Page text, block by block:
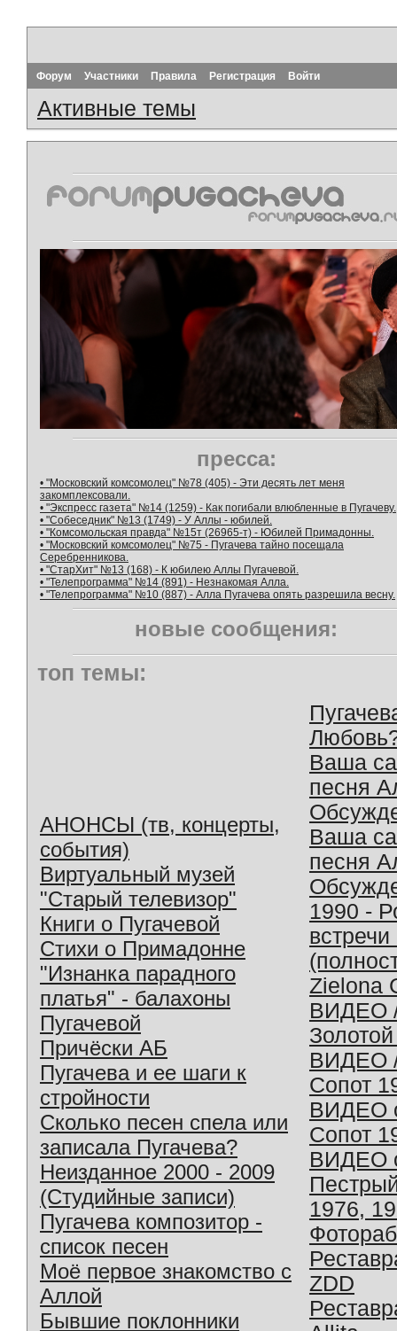
Форум Участники Правила Регистрация Войти
Активные темы
пресса:
• "Московский комсомолец" №78 (405) - Эти десять лет меня
закомплексовали.
• "Экспресс газета" №14 (1259) - Как погибали влюбленные в Пугачеву.
• "Собеседник" №13 (1749) - У Аллы - юбилей.
• "Комсомольская правда" №15т (26965-т) - Юбилей Примадонны.
• "Московский комсомолец" №75 - Пугачева тайно посещала
Серебренникова.
• "СтарХит" №13 (168) - К юбилею Аллы Пугачевой.
• "Телепрограмма" №14 (891) - Незнакомая Алла.
• "Телепрограмма" №10 (887) - Алла Пугачева опять разрешила весну.
новые сообщения:
топ темы:
АНОНСЫ (тв, концерты,
события)
Виртуальный музей
"Старый телевизор"
Книги о Пугачевой
Стихи о Примадонне
"Изнанка парадного
платья" - балахоны
Пугачевой
Причёски АБ
Пугачева и ее шаги к
стройности
Сколько песен спела или
записала Пугачева?
Неизданное 2000 - 2009
(Студийные записи)
Пугачева композитор -
список песен
Моё первое знакомство с
Аллой
Бывшие поклонники
Ваша
песня
Ваша
песня
1990 -
Zielona
ВИДЕО
ВИДЕО
Сопот
ВИДЕО
Сопот
ВИДЕО
1976,
ZDD